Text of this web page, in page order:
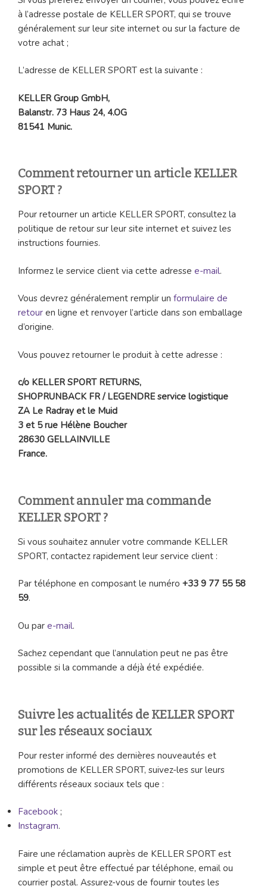
à l’adresse postale de KELLER SPORT, qui se trouve
généralement sur leur site internet ou sur la facture de
votre achat ;
L’adresse de KELLER SPORT est la suivante :
KELLER Group GmbH,
Balanstr. 73 Haus 24, 4.OG
81541 Munic.
Comment retourner un article KELLER
SPORT ?
Pour retourner un article KELLER SPORT, consultez la
politique de retour sur leur site internet et suivez les
instructions fournies.
Informez le service client via cette adresse e-mail.
Vous devrez généralement remplir un formulaire de
retour en ligne et renvoyer l’article dans son emballage
d’origine.
Vous pouvez retourner le produit à cette adresse :
c/o KELLER SPORT RETURNS,
SHOPRUNBACK FR / LEGENDRE service logistique
ZA Le Radray et le Muid
3 et 5 rue Hélène Boucher
28630 GELLAINVILLE
France.
Comment annuler ma commande
KELLER SPORT ?
Si vous souhaitez annuler votre commande KELLER
SPORT, contactez rapidement leur service client :
Par téléphone en composant le numéro +33 9 77 55 58
59.
Ou par e-mail.
Sachez cependant que l’annulation peut ne pas être
possible si la commande a déjà été expédiée.
Suivre les actualités de KELLER SPORT
sur les réseaux sociaux
Pour rester informé des dernières nouveautés et
promotions de KELLER SPORT, suivez-les sur leurs
différents réseaux sociaux tels que :
Facebook ;
Instagram.
Faire une réclamation auprès de KELLER SPORT est
simple et peut être effectué par téléphone, email ou
courrier postal. Assurez-vous de fournir toutes les